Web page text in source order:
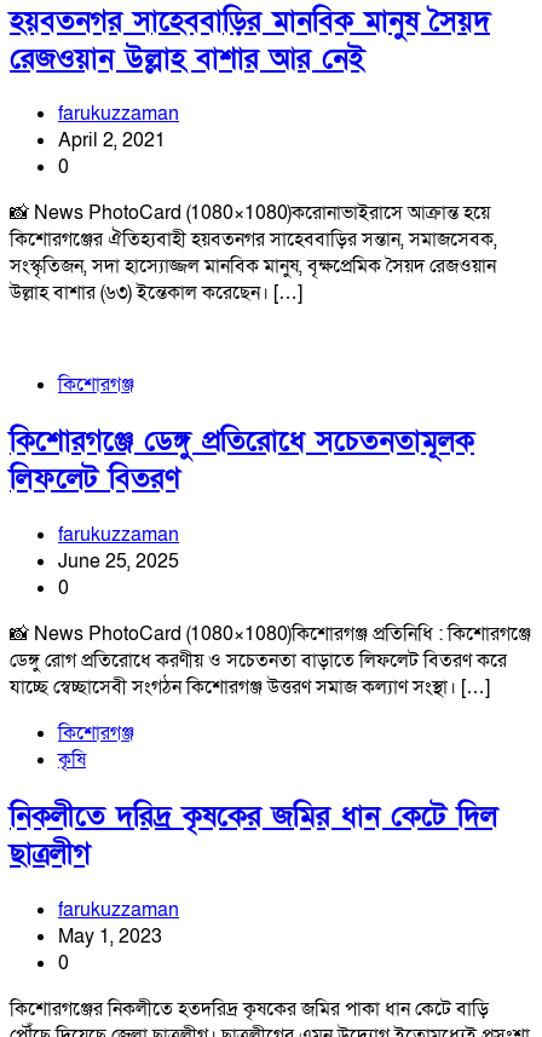
হয়বতনগর সাহেববাড়ির মানবিক মানুষ সৈয়দ
রেজওয়ান উল্লাহ বাশার আর নেই
farukuzzaman
April 2, 2021
0
📸 News PhotoCard (1080×1080)করোনাভাইরাসে আক্রান্ত হয়ে
কিশোরগঞ্জের ঐতিহ্যবাহী হয়বতনগর সাহেববাড়ির সন্তান, সমাজসেবক,
সংস্কৃতিজন, সদা হাস্যোজ্জল মানবিক মানুষ, বৃক্ষপ্রেমিক সৈয়দ রেজওয়ান
উল্লাহ বাশার (৬৩) ইন্তেকাল করেছেন। […]
কিশোরগঞ্জ
কিশোরগঞ্জে ডেঙ্গু প্রতিরোধে সচেতনতামূলক
লিফলেট বিতরণ
farukuzzaman
June 25, 2025
0
📸 News PhotoCard (1080×1080)কিশোরগঞ্জ প্রতিনিধি : কিশোরগঞ্জে
ডেঙ্গু রোগ প্রতিরোধে করণীয় ও সচেতনতা বাড়াতে লিফলেট বিতরণ করে
যাচ্ছে স্বেচ্ছাসেবী সংগঠন কিশোরগঞ্জ উত্তরণ সমাজ কল্যাণ সংস্থা। […]
কিশোরগঞ্জ
কৃষি
নিকলীতে দরিদ্র কৃষকের জমির ধান কেটে দিল
ছাত্রলীগ
farukuzzaman
May 1, 2023
0
কিশোরগঞ্জের নিকলীতে হতদরিদ্র কৃষকের জমির পাকা ধান কেটে বাড়ি